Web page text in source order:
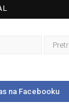
na Facebooku